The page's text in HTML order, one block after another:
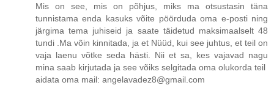
Mis on see, mis on põhjus, miks ma otsustasin täna
tunnistama enda kasuks võite pöörduda oma e-posti ning
järgima tema juhiseid ja saate täidetud maksimaalselt 48
tundi .Ma võin kinnitada, ja et Nüüd, kui see juhtus, et teil on
vaja laenu võtke seda hästi. Nii et sa, kes vajavad nagu
mina saab kirjutada ja see võiks selgitada oma olukorda teil
aidata oma mail: angelavadez8@gmail.com